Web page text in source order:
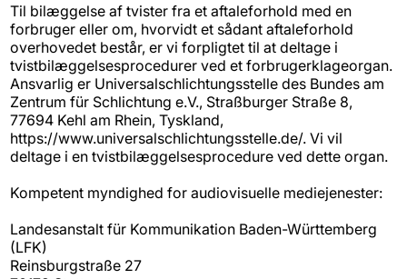
Til bilæggelse af tvister fra et aftaleforhold med en
forbruger eller om, hvorvidt et sådant aftaleforhold
overhovedet består, er vi forpligtet til at deltage i
tvistbilæggelsesprocedurer ved et forbrugerklageorgan.
Ansvarlig er Universalschlichtungsstelle des Bundes am
Zentrum für Schlichtung e.V., Straßburger Straße 8,
77694 Kehl am Rhein, Tyskland,
https://www.universalschlichtungsstelle.de/. Vi vil
deltage i en tvistbilæggelsesprocedure ved dette organ.
Kompetent myndighed for audiovisuelle mediejenester:
Landesanstalt für Kommunikation Baden-Württemberg
(LFK)
Reinsburgstraße 27